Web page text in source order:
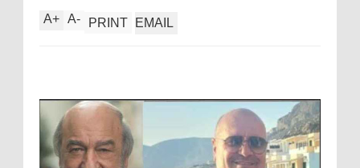
A+ A- PRINT EMAIL